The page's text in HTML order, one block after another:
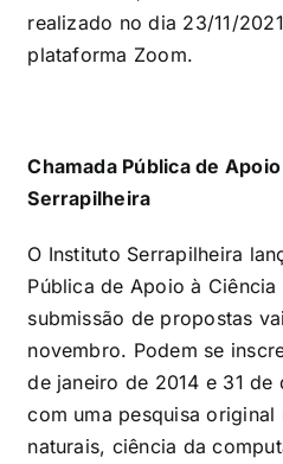
realizado no dia 23/11/
plataforma Zoom.
Chamada Pública de
Serrapilheira
O Instituto Serrapilheira
Pública de Apoio à
submissão de propostas
novembro. Podem se
de janeiro de 2014 e 31 de
com uma pesquisa original
naturais, ciência da